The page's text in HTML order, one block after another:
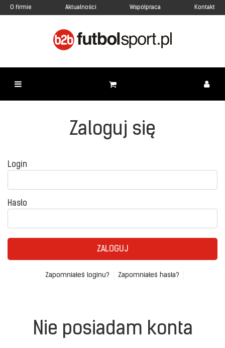
O firmie Aktualności Współpraca Kontakt
Zaloguj się
Login
Hasło
ZALOGUJ
Zapomniałeś loginu? Zapomniałeś hasła?
Nie posiadam konta